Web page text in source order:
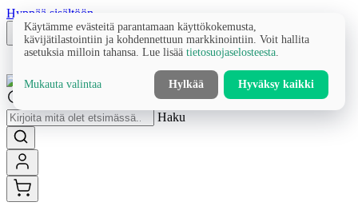
Hyppää sisältöön
Haku
Käytämme evästeitä parantamaan käyttökokemusta,
kävijätilastointiin ja kohdennettuun markkinointiin. Voit hallita
asetuksia milloin tahansa. Lue lisää tietosuojaselosteesta
Mukauta valintaa Hylkää Hyväksy kaikki